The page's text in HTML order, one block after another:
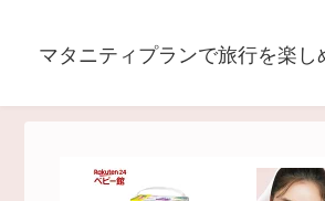
マタニティプランで旅行を楽し